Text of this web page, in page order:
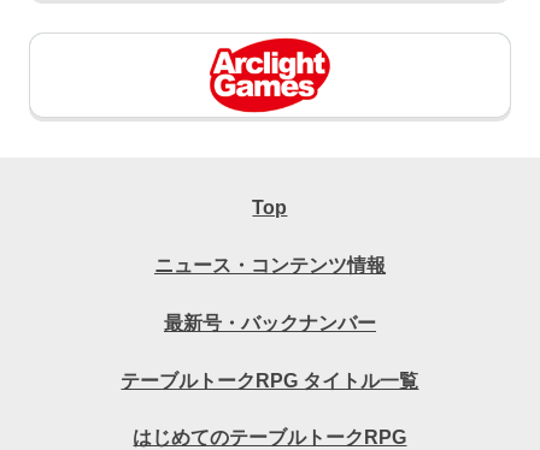
Top
ニュース・コンテンツ情報
最新号・バックナンバー
テーブルトークRPG タイトル一覧
はじめてのテーブルトークRPG